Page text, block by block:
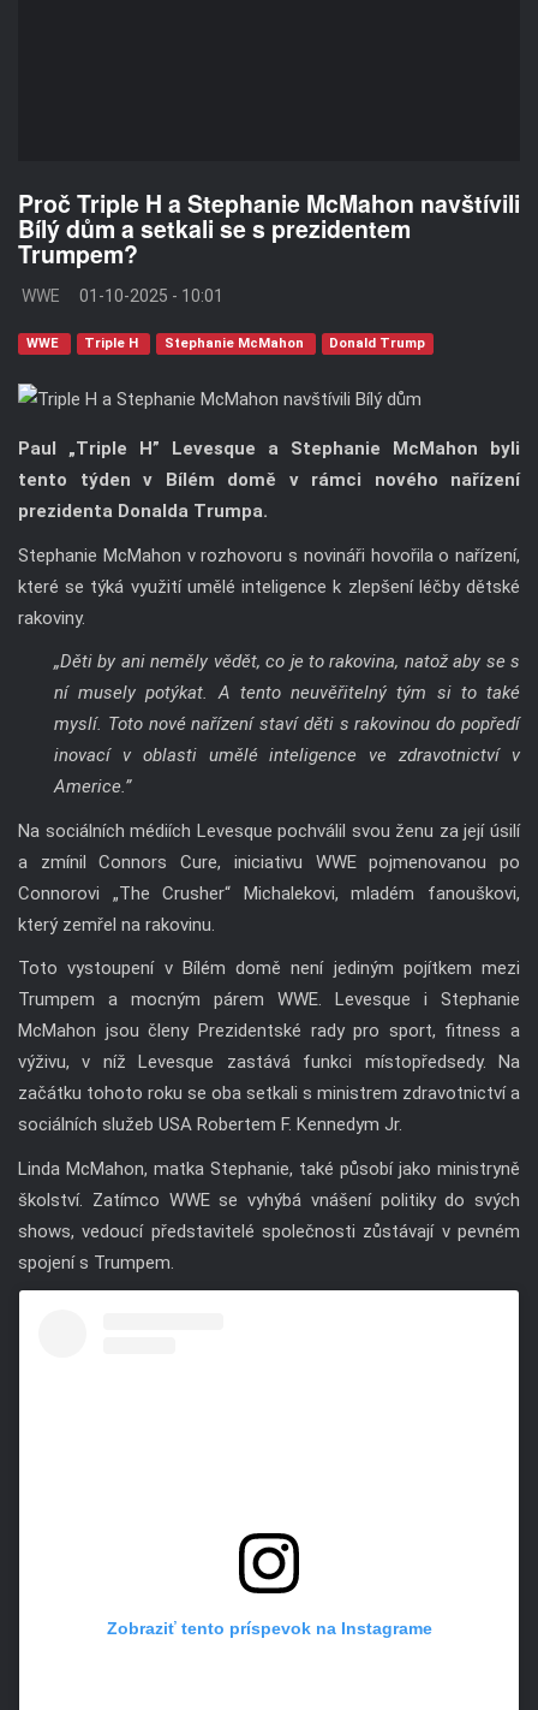
Proč Triple H a Stephanie McMahon navštívili
Bílý dům a setkali se s prezidentem
Trumpem?
WWE 01-10-2025 - 10:01
WWE Triple H Stephanie McMahon Donald Trump
Paul „Triple H” Levesque a Stephanie McMahon byli
tento týden v Bílém domě v rámci nového nařízení
prezidenta Donalda Trumpa.
Stephanie McMahon v rozhovoru s novináři hovořila o nařízení,
které se týká využití umělé inteligence k zlepšení léčby dětské
rakoviny.
„Děti by ani neměly vědět, co je to rakovina, natož aby se s
ní musely potýkat. A tento neuvěřitelný tým si to také
myslí. Toto nové nařízení staví děti s rakovinou do popředí
inovací v oblasti umělé inteligence ve zdravotnictví v
Americe.”
Na sociálních médiích Levesque pochválil svou ženu za její úsilí
a zmínil Connors Cure, iniciativu WWE pojmenovanou po
Connorovi „The Crusher“ Michalekovi, mladém fanouškovi,
který zemřel na rakovinu.
Toto vystoupení v Bílém domě není jediným pojítkem mezi
Trumpem a mocným párem WWE. Levesque i Stephanie
McMahon jsou členy Prezidentské rady pro sport, fitness a
výživu, v níž Levesque zastává funkci místopředsedy. Na
začátku tohoto roku se oba setkali s ministrem zdravotnictví a
sociálních služeb USA Robertem F. Kennedym Jr.
Linda McMahon, matka Stephanie, také působí jako ministryně
školství. Zatímco WWE se vyhýbá vnášení politiky do svých
shows, vedoucí představitelé společnosti zůstávají v pevném
spojení s Trumpem.
Zobraziť tento príspevok na Instagrame